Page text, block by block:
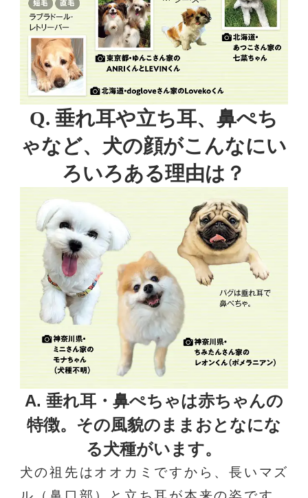
Q. 垂れ耳や立ち耳、鼻ぺち
ゃなど、 犬の顔がこんなにい
ろいろある理由は？
A. 垂れ耳・鼻ぺちゃは赤ちゃんの
特徴。 その風貌のままおとなにな
る犬種がいます。
犬の祖先はオオカミですから、長いマズ